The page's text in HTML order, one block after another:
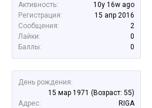
Активность:
10y 16w ago
Регистрация:
15 апр 2016
Сообщения:
2
Лайки:
0
Баллы:
0
День рождения:
15 мар 1971 (Возраст: 55)
Адрес:
RIGA